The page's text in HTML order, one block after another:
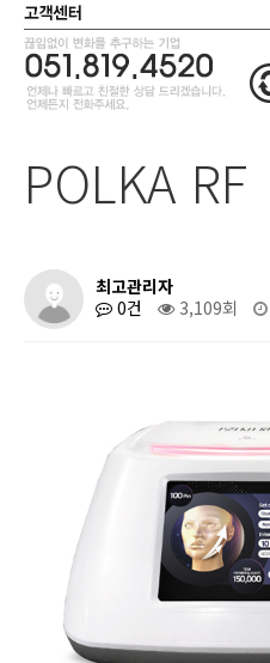
POLKA RF
최고관리자
0건
3,109회